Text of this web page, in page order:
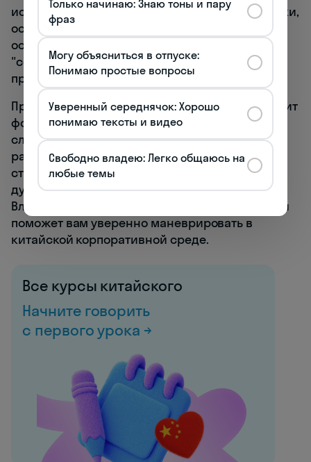
используют косвенные высказывания и намеки,
особенно при общении с вышестоящими. Эта
особенность связана с концепцией
"сохранения лица" и стремлением избегать
прямой конфронтации.
При общении с китайским руководителем стоит
фокусироваться не только на конкретных
словах, но и на общем тоне и контексте
разговора. Китайцы часто "читают между
строк", и не всегда говорят именно то, что
думают, особенно в формальных ситуациях.
Владение этими лингвистическими нюансами
поможет вам уверенно маневрировать в
китайской корпоративной среде.
Все курсы китайского
Начните говорить
с первого урока →
Только начинаю: Знаю тоны и пару
фраз
Могу объясниться в отпуске:
Понимаю простые вопросы
Уверенный середнячок: Хорошо
понимаю тексты и видео
Свободно владею: Легко общаюсь на
любые темы